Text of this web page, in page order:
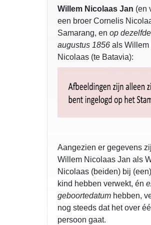
Willem Nicolaas Jan (en
een broer Cornelis
Samarang, en op
augustus 1856 als Willem
Nicolaas (te Batavia):
Aangezien er gegevens
Willem Nicolaas Jan als
Nicolaas (beiden) bij
kind hebben verwekt, én
geboortedatum hebben,
nog steeds dat het over
persoon gaat.